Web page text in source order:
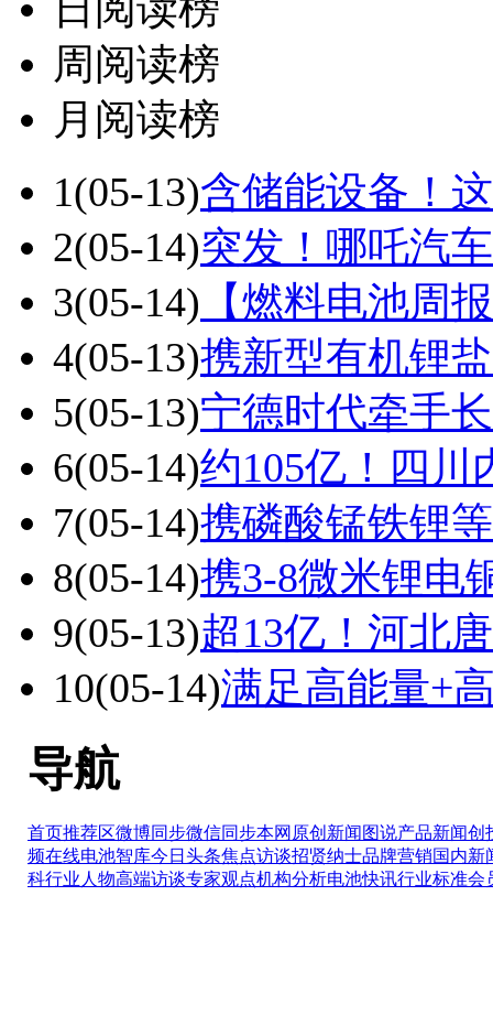
日阅读榜
周阅读榜
月阅读榜
1(05-13)含储能设备！
2(05-14)突发！哪吒汽
3(05-14) 【燃料电池周
4(05-13)携新型有机锂
5(05-13)宁德时代牵手
6(05-14)约105亿！四川
7(05-14)携磷酸锰铁锂
8(05-14)携3-8微米锂电
9(05-13)超13亿！河北
10(05-14)满足高能量+
导航
首页推荐区微博同步微信同步本网原创 新闻图说产品新闻创
频在线电池智库今日头条焦点访谈招贤纳士品牌营销国内新
科行业人物高端访谈专家观点机构分析电池快讯行业标准会